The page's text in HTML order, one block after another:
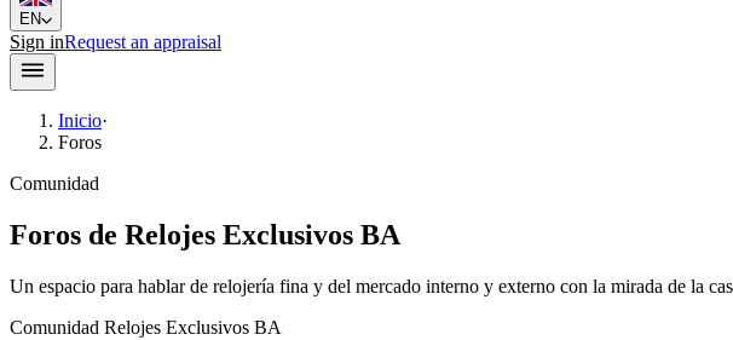
EN
Sign inRequest an appraisal
Inicio·
Foros
Comunidad
Foros de Relojes Exclusivos BA
Un espacio para hablar de relojería fina y del mercado interno y externo con la mirada de la
Comunidad Relojes Exclusivos BA